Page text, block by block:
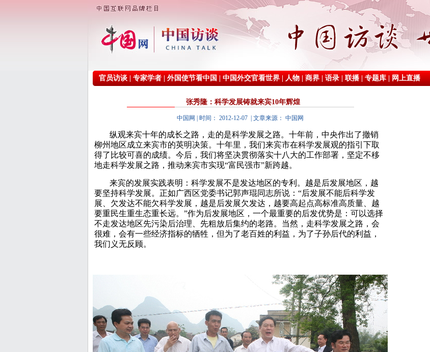
官员访谈|专家学者|外国使节看中国|中国外交官看世界|人物|商界|语录|联播|专题库|网上直播
张秀隆：科学发展铸就来宾10年辉煌
中国网 | 时间： 2012-12-07 | 文章来源： 中国网
纵观来宾十年的成长之路，走的是科学发展之路。十年前，中央作出了撤销
柳州地区成立来宾市的英明决策。十年里，我们来宾市在科学发展观的指引下取
得了比较可喜的成绩。今后，我们将坚决贯彻落实十八大的工作部署，坚定不移
地走科学发展之路，推动来宾市实现“富民强市”新跨越。
来宾的发展实践表明：科学发展不是发达地区的专利。越是后发展地区，越
要坚持科学发展。正如广西区党委书记郭声琨同志所说：“后发展不能后科学发
展、欠发达不能欠科学发展，越是后发展欠发达，越要高起点高标准高质量、越
要重民生重生态重长远。”作为后发展地区，一个最重要的后发优势是：可以选择
不走发达地区先污染后治理、先粗放后集约的老路。当然，走科学发展之路，会
很难，会有一些经济指标的牺牲，但为了老百姓的利益，为了子孙后代的利益，
我们义无反顾。